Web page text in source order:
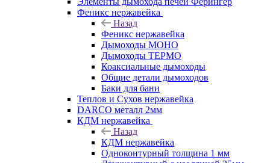
Феникс нержавейка
Назад
Феникс нержавейка
Дымоходы МОНО
Дымоходы ТЕРМО
Коаксиальные дымоходы
Общие детали дымоходов
Баки для бани
Теплов и Сухов нержавейка
DARCO металл 2мм
КДМ нержавейка
Назад
КДМ нержавейка
Одноконтурный толщина 1 мм